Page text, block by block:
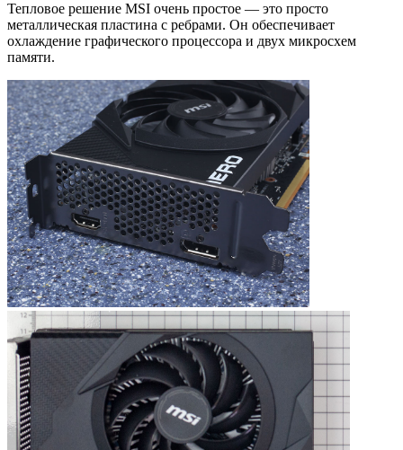
Тепловое решение MSI очень простое — это просто
металлическая пластина с ребрами. Он обеспечивает
охлаждение графического процессора и двух микросхем
памяти.